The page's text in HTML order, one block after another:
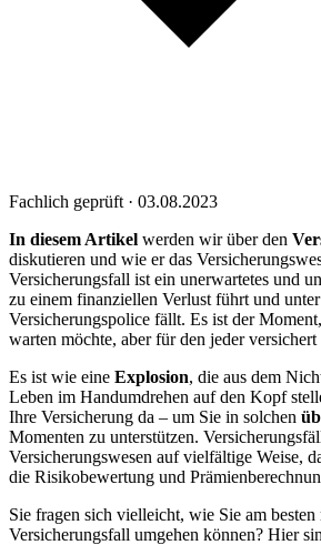
Fachlich geprüft · 03.08.2023
In diesem Artikel werden wir über den
diskutieren und wie er das
Versicherungsfall ist ein unerwartetes und
zu einem finanziellen Verlust führt und
Versicherungspolice fällt. Es ist der
warten möchte, aber für den jeder versichert
Es ist wie eine Explosion, die aus dem
Leben im Handumdrehen auf den Kopf
Ihre Versicherung da – um Sie in solchen
Momenten zu unterstützen.
Versicherungswesen auf vielfältige Weise,
die Risikobewertung und
Sie fragen sich vielleicht, wie Sie am besten
Versicherungsfall umgehen können? Hier